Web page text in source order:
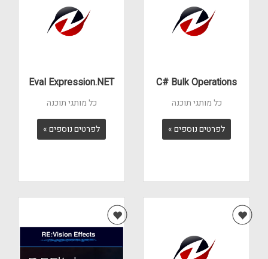
C# Bulk Operations
כל מותגי תוכנה
לפרטים נוספים »
Eval Expression.NET
כל מותגי תוכנה
לפרטים נוספים »